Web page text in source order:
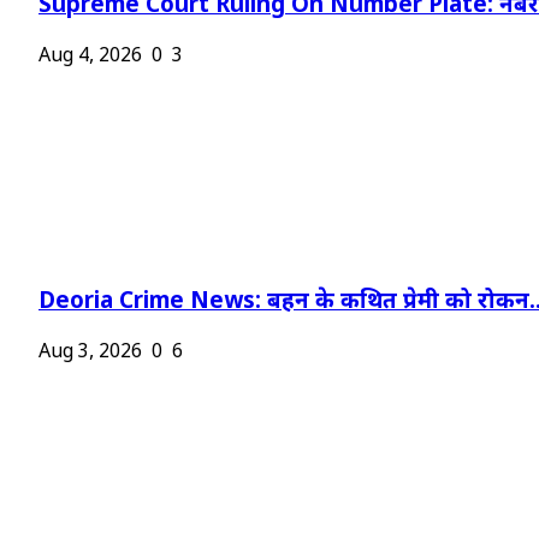
Supreme Court Ruling On Number Plate:
Aug 4, 2026 0 3
Deoria Crime News: बहन के कथित प्रेमी को
Aug 3, 2026 0 6